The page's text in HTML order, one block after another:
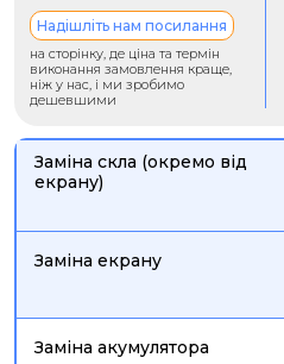
Надішліть нам посилання
на сторінку, де ціна та термін
виконання замовлення краще,
ніж у нас, і ми зробимо
дешевшими
Заміна скла (окремо від
екрану)
Заміна екрану
Заміна акумулятора